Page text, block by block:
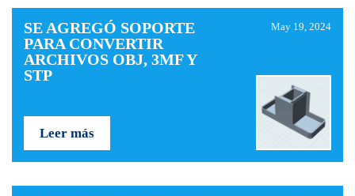
SE AGREGÓ SOPORTE
PARA CONVERTIR
ARCHIVOS OBJ, 3MF Y
STP
May 19, 2024
Leer más